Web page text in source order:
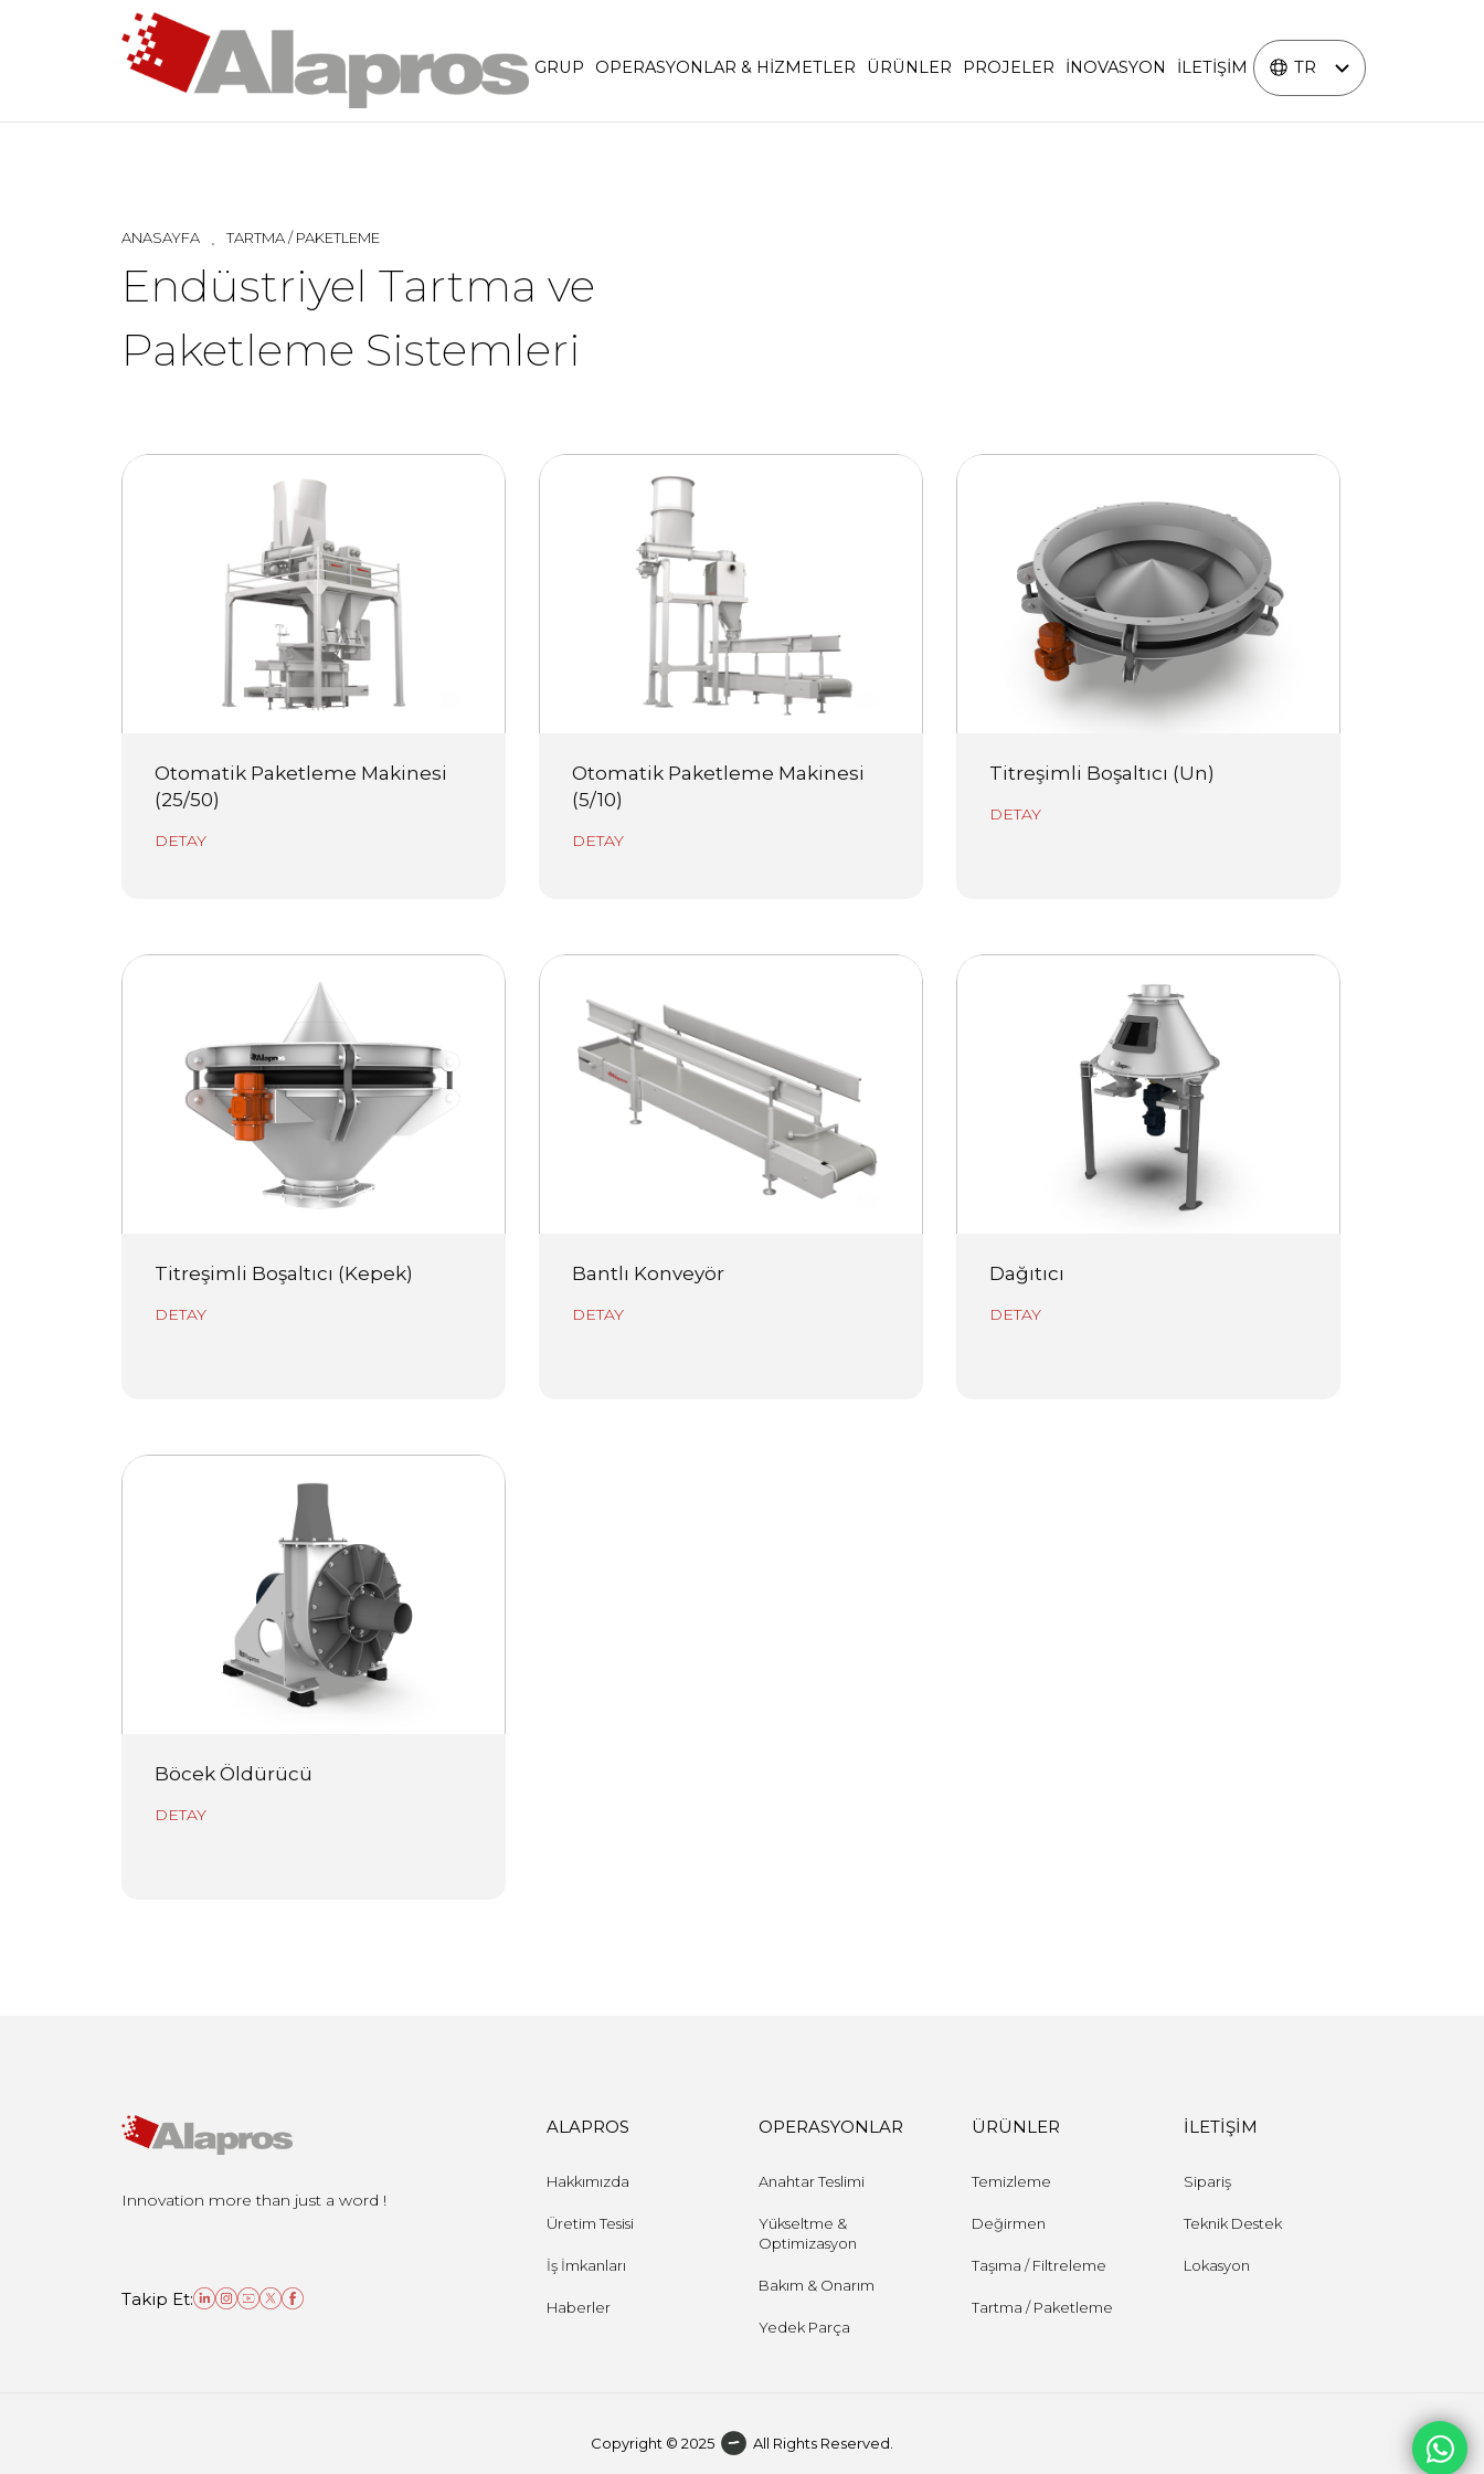
GRUP OPERASYONLAR & HİZMETLER ÜRÜNLER PROJELER İNOVASYON İLETİŞİM TR
ANASAYFA TARTMA / PAKETLEME
Endüstriyel Tartma ve
Paketleme Sistemleri
Otomatik Paketleme Makinesi
(25/50)
DETAY
Otomatik Paketleme Makinesi
(5/10)
DETAY
Titreşimli Boşaltıcı (Un)
DETAY
Titreşimli Boşaltıcı (Kepek)
DETAY
Bantlı Konveyör
DETAY
Dağıtıcı
DETAY
Böcek Öldürücü
DETAY
Innovation more than just a word !
Takip Et:
ALAPROS
Hakkımızda
Üretim Tesisi
İş İmkanları
Haberler
OPERASYONLAR
Anahtar Teslimi
Yükseltme &
Optimizasyon
Bakım & Onarım
Yedek Parça
ÜRÜNLER
Temizleme
Değirmen
Taşıma / Filtreleme
Tartma / Paketleme
İLETİŞİM
Sipariş
Teknik Destek
Lokasyon
Copyright © 2025 All Rights Reserved.